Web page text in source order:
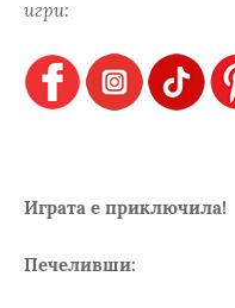
игри:
Играта е приключила!
Печеливши: